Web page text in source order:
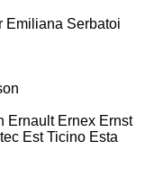
Emiliana Serbatoi
Ernault Ernex Ernst
Est Ticino Esta